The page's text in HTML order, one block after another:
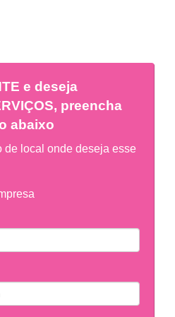
e deseja
preencha
abaixo
de local onde deseja esse